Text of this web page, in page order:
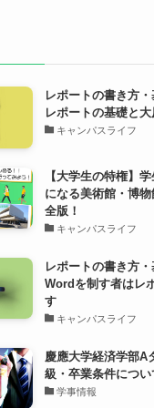
レポートの書き方
レポートの基礎と大
キャンパスライフ
【大学生の特権】
になる美術館・博
全版！
キャンパスライフ
レポートの書き方
Wordを制す者はレ
す
キャンパスライフ
慶應大学経済学部A
級・卒業条件につい
学事情報